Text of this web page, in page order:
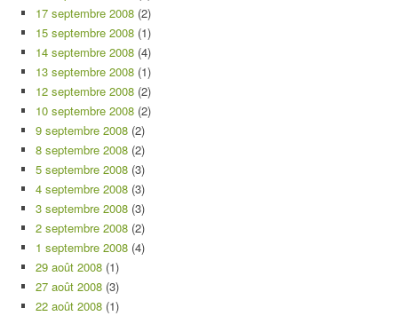
17 septembre 2008 (2)
15 septembre 2008 (1)
14 septembre 2008 (4)
13 septembre 2008 (1)
12 septembre 2008 (2)
10 septembre 2008 (2)
9 septembre 2008 (2)
8 septembre 2008 (2)
5 septembre 2008 (3)
4 septembre 2008 (3)
3 septembre 2008 (3)
2 septembre 2008 (2)
1 septembre 2008 (4)
29 août 2008 (1)
27 août 2008 (3)
22 août 2008 (1)